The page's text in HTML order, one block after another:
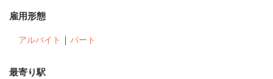
雇用形態
アルバイト ｜ パート
最寄り駅